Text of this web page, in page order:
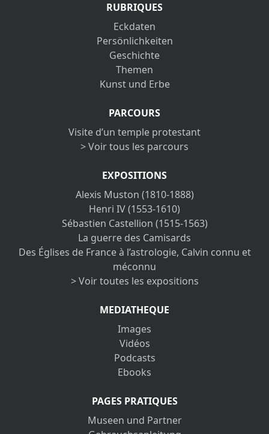
RUBRIQUES
Eckdaten
Persönlichkeiten
Geschichte
Themen
Kunst und Erbe
PARCOURS
Visite d’un temple protestant
> Voir tous les parcours
EXPOSITIONS
Alexis Muston (1810-1888)
Henri IV (1553-1610)
Sébastien Castellion (1515-1563)
La guerre des Camisards
Des Églises de France à l’astrologie, Calvin connu et
méconnu
> Voir toutes les expositions
MEDIATHEQUE
Images
Vidéos
Podcasts
Ebooks
PAGES PRATIQUES
Museen und Partner